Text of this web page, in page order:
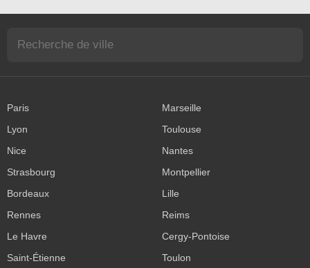
Paris
Marseille
Lyon
Toulouse
Nice
Nantes
Strasbourg
Montpellier
Bordeaux
Lille
Rennes
Reims
Le Havre
Cergy-Pontoise
Saint-Étienne
Toulon